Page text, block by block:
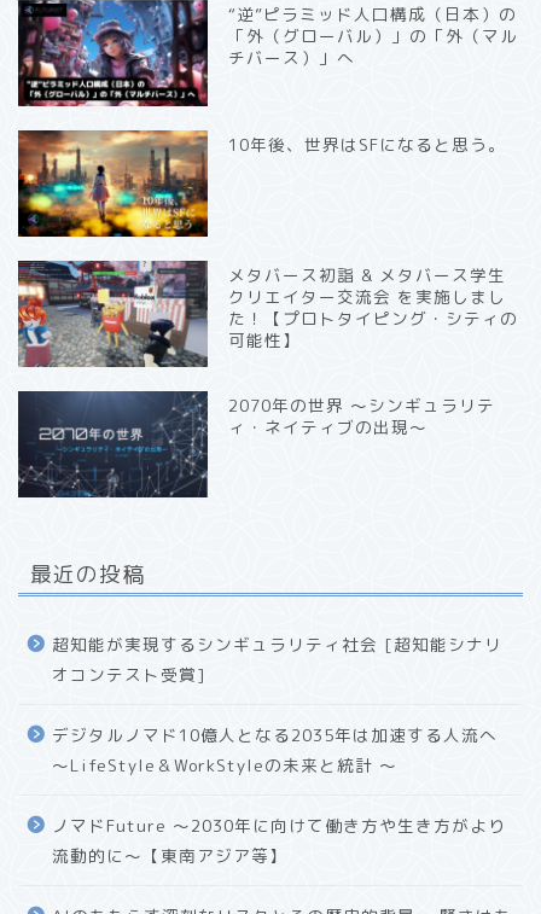
“逆”ピラミッド人口構成（日本）の
「外（グローバル）」の「外（マル
チバース）」へ
10年後、世界はSFになると思う。
メタバース初詣 & メタバース学生
クリエイター交流会 を実施しまし
た！【プロトタイピング・シティの
可能性】
2070年の世界 〜シンギュラリテ
ィ・ネイティブの出現〜
最近の投稿
超知能が実現するシンギュラリティ社会 [超知能シナリ
オコンテスト受賞]
デジタルノマド10億人となる2035年は加速する人流へ
〜LifeStyle＆WorkStyleの未来と統計 〜
ノマドFuture 〜2030年に向けて働き方や生き方がより
流動的に〜【東南アジア等】